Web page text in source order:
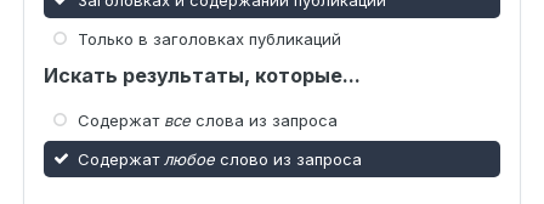
Только в заголовках публикаций
Искать результаты, которые...
Содержат все слова из запроса
Содержат любое слово из запроса